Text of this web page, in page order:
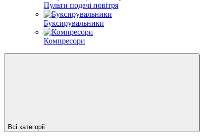
Пульти подачі повітря
Буксирувальники
Компресори
Всі категорії